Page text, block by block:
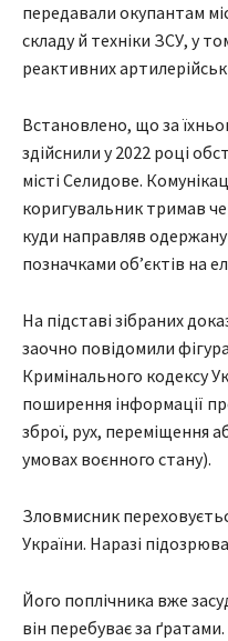
передавали окупантам
складу й техніки ЗСУ, у
реактивних
Встановлено, що за
здійснили у 2022 році
місті Селидове.
коригувальник тримав
куди направляв
позначками об’єктів на
На підставі зібраних
заочно повідомили
Кримінального кодексу
поширення інформації
зброї, рух, переміщення
умовах воєнного стану).
Зловмисник
України. Наразі
Його поплічника вже
він перебуває за ґратами.